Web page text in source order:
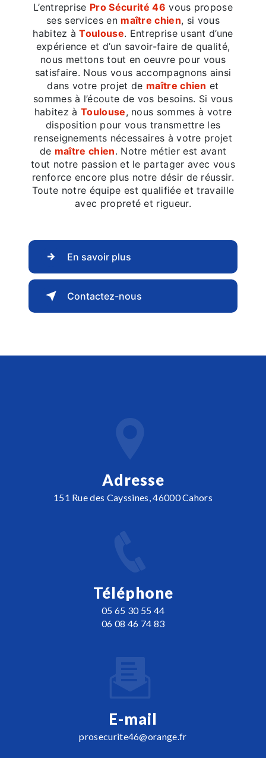
L’entreprise Pro Sécurité 46 vous propose
ses services en maître chien, si vous
habitez àToulouse. Entreprise usant d’une
expérience et d’un savoir-faire de qualité,
nous mettons tout en oeuvre pour vous
satisfaire. Nous vous accompagnons ainsi
dans votre projet de maître chien et
sommes à l’écoute de vos besoins. Si vous
habitez à Toulouse, nous sommes à votre
disposition pour vous transmettre les
renseignements nécessaires à votre projet
de maître chien. Notre métier est avant
tout notre passion et le partager avec vous
renforce encore plus notre désir de réussir.
Toute notre équipe est qualifiée et travaille
avec propreté et rigueur.
En savoir plus
Contactez-nous
Adresse
151 Rue des Cayssines, 46000 Cahors
Téléphone
05 65 30 55 44
06 08 46 74 83
E-mail
prosecurite46@orange.fr